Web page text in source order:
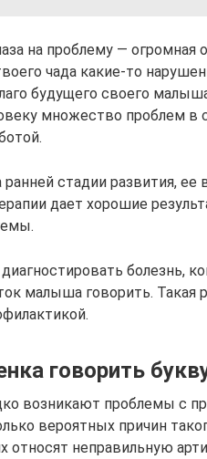
на проблему — огромная
чада какие-то
будущего своего
множество проблем в
стадии развития,
дает хорошие
болезнь,
малыша говорить. Такая
говорить
возникают проблемы с
вероятных причин
относят неправильную